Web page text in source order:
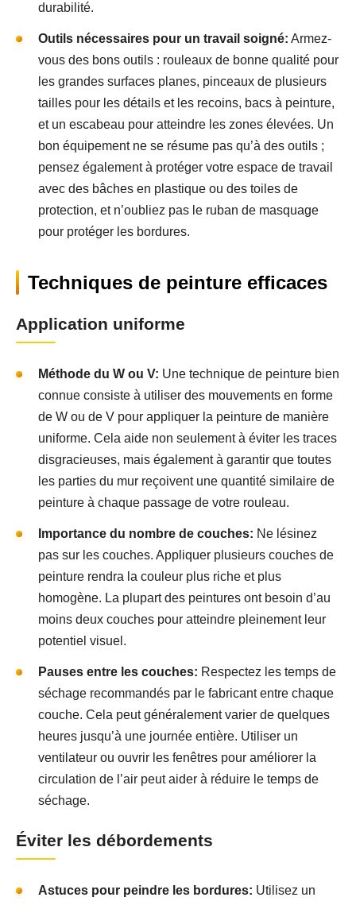
durabilité.
Outils nécessaires pour un travail soigné: Armez-
vous des bons outils : rouleaux de bonne qualité pour
les grandes surfaces planes, pinceaux de plusieurs
tailles pour les détails et les recoins, bacs à peinture,
et un escabeau pour atteindre les zones élevées. Un
bon équipement ne se résume pas qu’à des outils ;
pensez également à protéger votre espace de travail
avec des bâches en plastique ou des toiles de
protection, et n’oubliez pas le ruban de masquage
pour protéger les bordures.
Techniques de peinture efficaces
Application uniforme
Méthode du W ou V: Une technique de peinture bien
connue consiste à utiliser des mouvements en forme
de W ou de V pour appliquer la peinture de manière
uniforme. Cela aide non seulement à éviter les traces
disgracieuses, mais également à garantir que toutes
les parties du mur reçoivent une quantité similaire de
peinture à chaque passage de votre rouleau.
Importance du nombre de couches: Ne lésinez
pas sur les couches. Appliquer plusieurs couches de
peinture rendra la couleur plus riche et plus
homogène. La plupart des peintures ont besoin d’au
moins deux couches pour atteindre pleinement leur
potentiel visuel.
Pauses entre les couches: Respectez les temps de
séchage recommandés par le fabricant entre chaque
couche. Cela peut généralement varier de quelques
heures jusqu’à une journée entière. Utiliser un
ventilateur ou ouvrir les fenêtres pour améliorer la
circulation de l’air peut aider à réduire le temps de
séchage.
Éviter les débordements
Astuces pour peindre les bordures: Utilisez un